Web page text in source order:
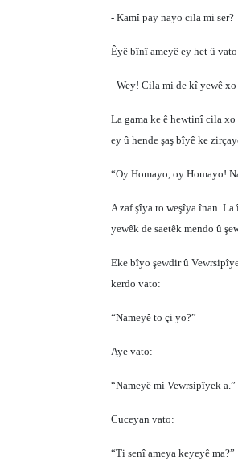
- Kamî pay nayo cila mi ser?
Êyê bînî ameyê ey het û
- Wey! Cila mi de kî yewê
La gama ke ê hewtinî cila
ey û hende şaş bîyê ke
“Oy Homayo, oy Homayo!
A zaf şîya ro weşîya înan.
yewêk de saetêk mendo û
Eke bîyo şewdir û
kerdo vato:
“Nameyê to çi yo?”
Aye vato:
“Nameyê mi Vewrsipîyek a.”
Cuceyan vato:
“Ti senî ameya keyeyê ma?”